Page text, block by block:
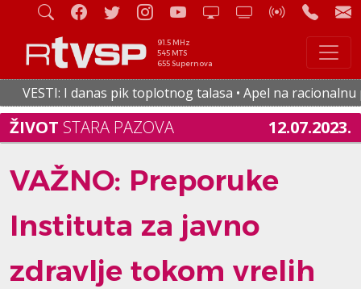
91.5 MHz
545 MTS
655 Supernova
I danas pik toplotnog talasa • Apel na racionalnu
ŽIVOT STARA PAZOVA 12.07.2023.
VAŽNO: Preporuke
Instituta za javno
zdravlje tokom vrelih